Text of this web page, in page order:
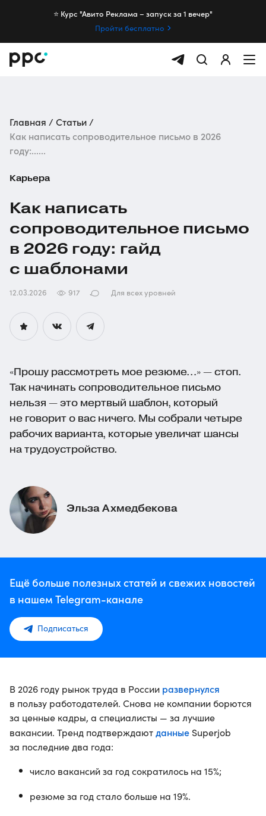
⭐️ Курс "Авито Реклама – запуск за 1 вечер"
Пройти бесплатно
Главная
Статьи
Как написать сопроводительное письмо в 2026
году:......
Карьера
Как написать
сопроводительное письмо
в 2026 году: гайд
с шаблонами
12.03.2026 917 Для всех уровней
«Прошу рассмотреть мое резюме…» — стоп.
Так начинать сопроводительное письмо
нельзя — это мертвый шаблон, который
не говорит о вас ничего. Мы собрали четыре
рабочих варианта, которые увеличат шансы
на трудоустройство.
Эльза Ахмедбекова
Ещё больше полезных статей и свежих новостей
в нашем Telegram-канале
Подписаться
В 2026 году рынок труда в России развернулся
в пользу работодателей. Снова не компании борются
за ценные кадры, а специалисты — за лучшие
вакансии. Тренд подтверждаютданные Superjob
за последние два года:
число вакансий за год сократилось на 15%;
резюме за год стало больше на 19%.